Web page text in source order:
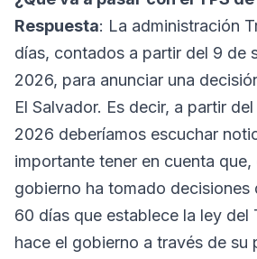
Respuesta: La administración
días, contados a partir del 9 de
2026, para anunciar una
El Salvador. Es decir, a partir
2026 deberíamos escuchar
importante tener en cuenta que,
gobierno ha tomado decisiones
60 días que establece la ley del
hace el gobierno a través de su